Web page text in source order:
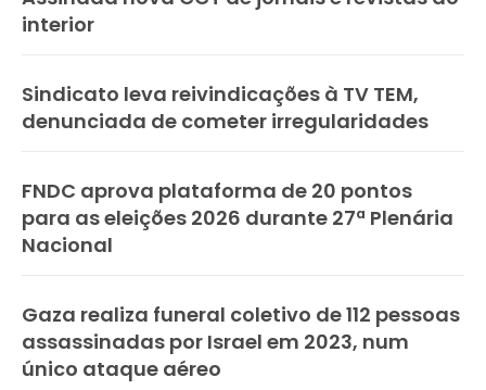
interior
Sindicato leva reivindicações à TV TEM,
denunciada de cometer irregularidades
FNDC aprova plataforma de 20 pontos
para as eleições 2026 durante 27ª Plenária
Nacional
Gaza realiza funeral coletivo de 112 pessoas
assassinadas por Israel em 2023, num
único ataque aéreo